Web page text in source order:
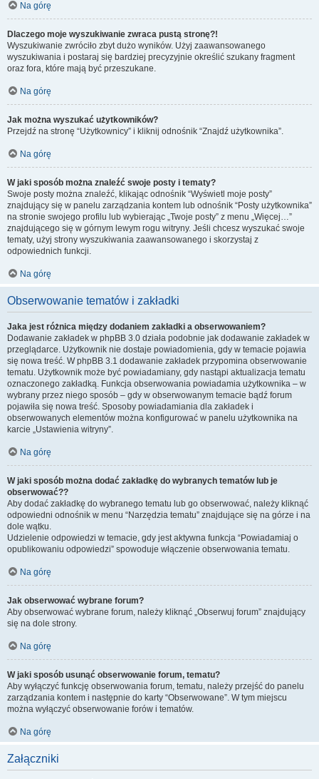
Na górę
Dlaczego moje wyszukiwanie zwraca pustą stronę?!
Wyszukiwanie zwróciło zbyt dużo wyników. Użyj zaawansowanego
wyszukiwania i postaraj się bardziej precyzyjnie określić szukany fragment
oraz fora, które mają być przeszukane.
Na górę
Jak można wyszukać użytkowników?
Przejdź na stronę “Użytkownicy” i kliknij odnośnik “Znajdź użytkownika”.
Na górę
W jaki sposób można znaleźć swoje posty i tematy?
Swoje posty można znaleźć, klikając odnośnik “Wyświetl moje posty”
znajdujący się w panelu zarządzania kontem lub odnośnik “Posty użytkownika”
na stronie swojego profilu lub wybierając „Twoje posty” z menu „Więcej…”
znajdującego się w górnym lewym rogu witryny. Jeśli chcesz wyszukać swoje
tematy, użyj strony wyszukiwania zaawansowanego i skorzystaj z
odpowiednich funkcji.
Na górę
Obserwowanie tematów i zakładki
Jaka jest różnica między dodaniem zakładki a obserwowaniem?
Dodawanie zakładek w phpBB 3.0 działa podobnie jak dodawanie zakładek w
przeglądarce. Użytkownik nie dostaje powiadomienia, gdy w temacie pojawia
się nowa treść. W phpBB 3.1 dodawanie zakładek przypomina obserwowanie
tematu. Użytkownik może być powiadamiany, gdy nastąpi aktualizacja tematu
oznaczonego zakładką. Funkcja obserwowania powiadamia użytkownika – w
wybrany przez niego sposób – gdy w obserwowanym temacie bądź forum
pojawiła się nowa treść. Sposoby powiadamiania dla zakładek i
obserwowanych elementów można konfigurować w panelu użytkownika na
karcie „Ustawienia witryny”.
Na górę
W jaki sposób można dodać zakładkę do wybranych tematów lub je
obserwować??
Aby dodać zakładkę do wybranego tematu lub go obserwować, należy kliknąć
odpowiedni odnośnik w menu “Narzędzia tematu” znajdujące się na górze i na
dole wątku.
Udzielenie odpowiedzi w temacie, gdy jest aktywna funkcja “Powiadamiaj o
opublikowaniu odpowiedzi” spowoduje włączenie obserwowania tematu.
Na górę
Jak obserwować wybrane forum?
Aby obserwować wybrane forum, należy kliknąć „Obserwuj forum” znajdujący
się na dole strony.
Na górę
W jaki sposób usunąć obserwowanie forum, tematu?
Aby wyłączyć funkcję obserwowania forum, tematu, należy przejść do panelu
zarządzania kontem i następnie do karty “Obserwowane”. W tym miejscu
można wyłączyć obserwowanie forów i tematów.
Na górę
Załączniki